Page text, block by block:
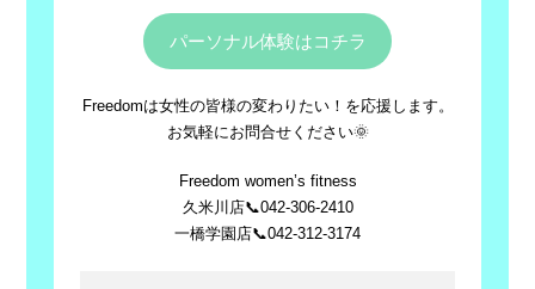
パーソナル体験はコチラ
Freedomは女性の皆様の変わりたい！を応援します。
お気軽にお問合せください🌞
Freedom women’s fitness
久米川店📞042-306-2410
一橋学園店📞042-312-3174